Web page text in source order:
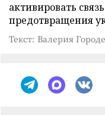
активировать
предотвращения
Текст: Валерия